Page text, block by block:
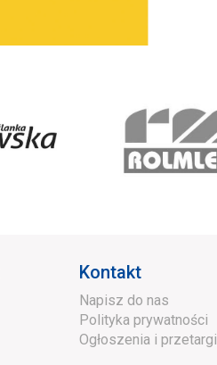
Kontakt
Napisz do nas
Polityka prywatności
Ogłoszenia i przetargi